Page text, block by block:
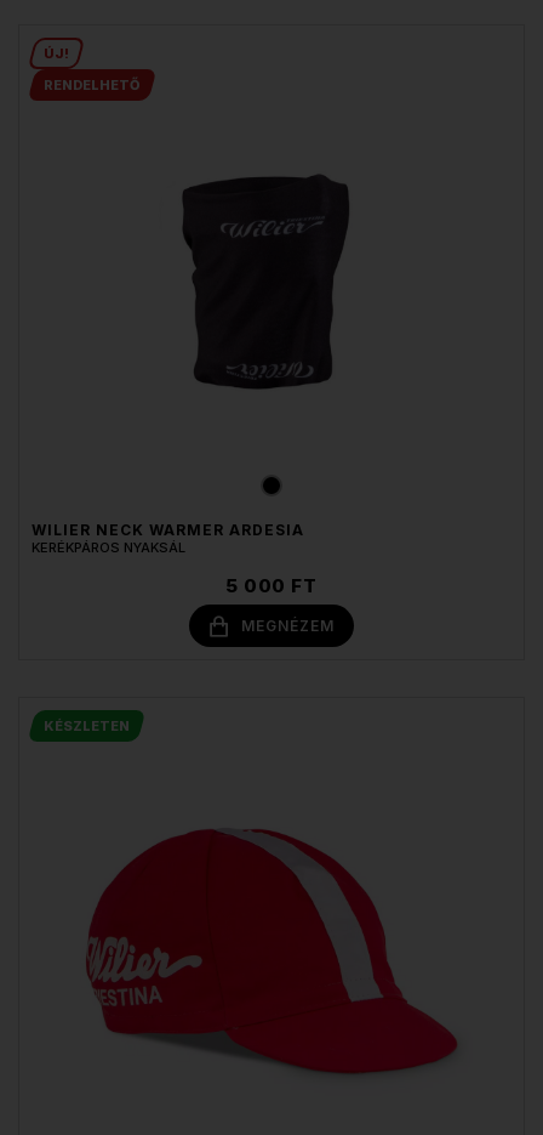
ÚJ!
RENDELHETŐ
WILIER NECK WARMER ARDESIA
KERÉKPÁROS NYAKSÁL
5 000 FT
MEGNÉZEM
KÉSZLETEN